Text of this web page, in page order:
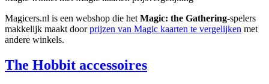
Magicers.nl is een webshop die het Magic: the Gathering-spelers
makkelijk maakt doorprijzen van Magic kaarten te vergelijken met
andere winkels.
The Hobbit accessoires